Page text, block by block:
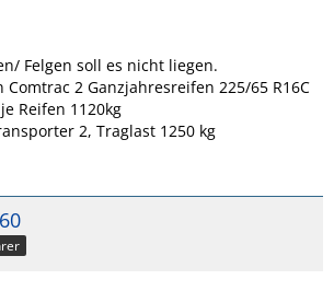
Felgen soll es nicht liegen.
Comtrac 2 Ganzjahresreifen 225/65 R16C
Reifen 1120kg
2, Traglast 1250 kg